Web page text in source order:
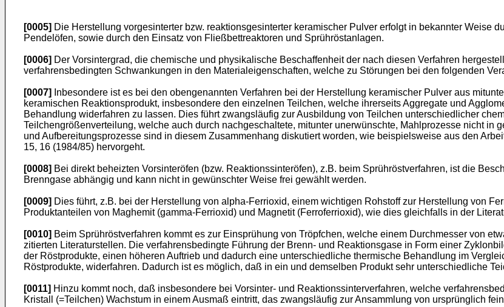
[0005] Die Herstellung vorgesinterter bzw. reaktionsgesinterter keramischer Pulver erfolgt in bekannter Weise
Pendelöfen, sowie durch den Einsatz von Fließbettreaktoren und Sprühröstanlagen.
[0006] Der Vorsintergrad, die chemische und physikalische Beschaffenheit der nach diesen Verfahren
verfahrensbedingten Schwankungen in den Materialeigenschaften, welche zu Störungen bei den folgenden
[0007]
Inbesondere ist es bei den obengenannten Verfahren bei der Herstellung keramischer Pulver aus
keramischen Reaktionsprodukt, insbesondere den einzelnen Teilchen, welche ihrerseits Aggregate und
Behandlung widerfahren zu lassen. Dies führt zwangsläufig zur Ausbildung von Teilchen unterschiedlicher
Teilchengrößenverteilung, welche auch durch nachgeschaltete, mitunter unerwünschte, Mahlprozesse nicht in
und Aufbereitungsprozesse sind in diesem Zusammenhang diskutiert worden, wie beispielsweise aus den
15, 16 (1984/85) hervorgeht.
[0008] Bei direkt beheizten Vorsinteröfen (bzw. Reaktionssinteröfen), z.B. beim Sprühröstverfahren, ist die
Brenngase abhängig und kann nicht in gewünschter Weise frei gewählt werden.
[0009] Dies führt, z.B. bei der Herstellung von alpha-Ferrioxid, einem wichtigen Rohstoff zur Herstellung von
Produktanteilen von Maghemit (gamma-Ferrioxid) und Magnetit (Ferroferrioxid), wie dies gleichfalls in der
[0010] Beim Sprühröstverfahren kommt es zur Einsprühung von Tröpfchen, welche einem Durchmesser von
zitierten Literaturstellen. Die verfahrensbedingte Führung der Brenn- und Reaktionsgase in Form einer
der Röstprodukte, einen höheren Auftrieb und dadurch eine unterschiedliche thermische Behandlung im
Röstprodukte, widerfahren. Dadurch ist es möglich, daß in ein und demselben Produkt sehr unterschiedliche
[0011] Hinzu kommt noch, daß insbesondere bei Vorsinter- und Reaktionssinterverfahren, welche
Kristall (=Teilchen) Wachstum in einem Ausmaß eintritt, das zwangsläufig zur Ansammlung von ursprünglich